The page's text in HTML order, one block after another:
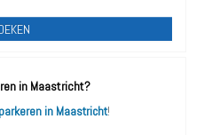
in Maastricht?
parkeren in Maastricht!